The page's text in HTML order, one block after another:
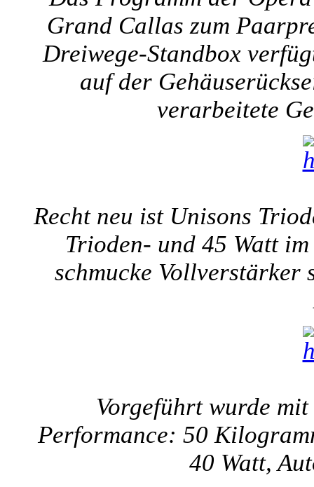
Grand Callas zum
Dreiwege-Standbox
auf der
verarbeitete
Recht neu ist Unisons
Trioden- und 45 Watt
schmucke Vollverstärker
Vorgeführt wurde
Performance: 50
40 Watt,